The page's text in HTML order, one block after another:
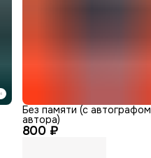
800 ₽
Без памяти (с автографом
автора)